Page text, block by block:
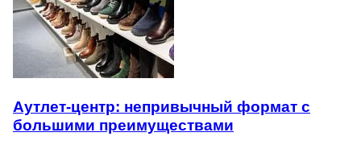
Аутлет-центр: непривычный формат с
большими преимуществами